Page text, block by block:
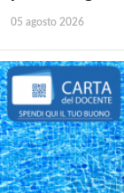
05 agosto 2026